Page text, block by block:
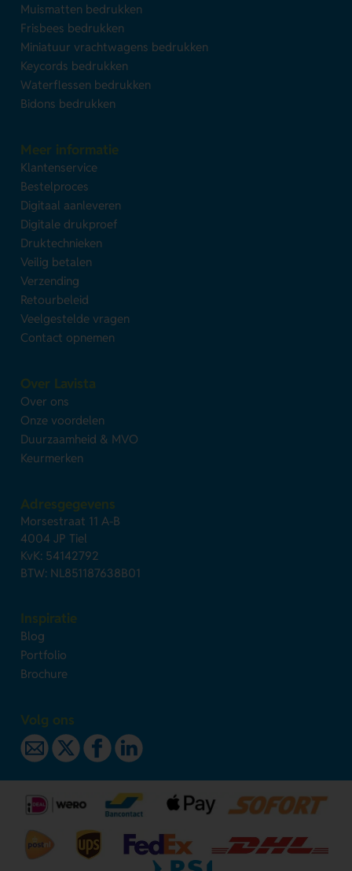
Muismatten bedrukken
Frisbees bedrukken
Miniatuur vrachtwagens bedrukken
Keycords bedrukken
Waterflessen bedrukken
Bidons bedrukken
Meer informatie
Klantenservice
Bestelproces
Digitaal aanleveren
Digitale drukproef
Druktechnieken
Veilig betalen
Verzending
Retourbeleid
Veelgestelde vragen
Contact opnemen
Over Lavista
Over ons
Onze voordelen
Duurzaamheid & MVO
Keurmerken
Adresgegevens
Morsestraat 11 A-B
4004 JP Tiel
KvK: 54142792
BTW: NL851187638B01
Inspiratie
Blog
Portfolio
Brochure
Volg ons